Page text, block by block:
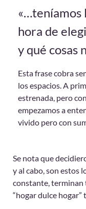
«…teníamos
hora de
y qué cosas
Esta frase cobra
los espacios.A
estrenada, pero
empezamos a
vivido pero con
Se nota que
y al cabo, son estos
constante, terminan
“hogar dulce hogar”